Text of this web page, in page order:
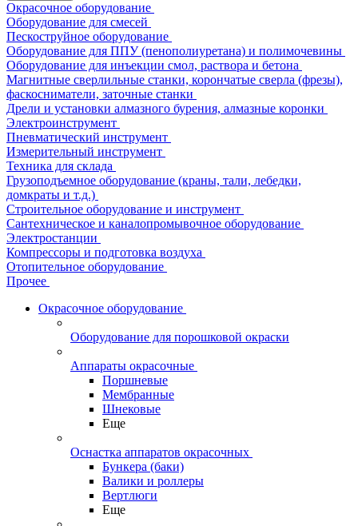
Окрасочное оборудование
Оборудование для смесей
Пескоструйное оборудование
Оборудование для ППУ (пенополиуретана) и полимочевины
Оборудование для инъекции смол, раствора и бетона
Магнитные сверлильные станки, корончатые сверла (фрезы),
фаскосниматели, заточные станки
Дрели и установки алмазного бурения, алмазные коронки
Электроинструмент
Пневматический инструмент
Измерительный инструмент
Техника для склада
Грузоподъемное оборудование (краны, тали, лебедки,
домкраты и т.д.)
Строительное оборудование и инструмент
Сантехническое и каналопромывочное оборудование
Электростанции
Компрессоры и подготовка воздуха
Отопительное оборудование
Прочее
Окрасочное оборудование
Оборудование для порошковой окраски
Аппараты окрасочные
Поршневые
Мембранные
Шнековые
Еще
Оснастка аппаратов окрасочных
Бункера (баки)
Валики и роллеры
Вертлюги
Еще